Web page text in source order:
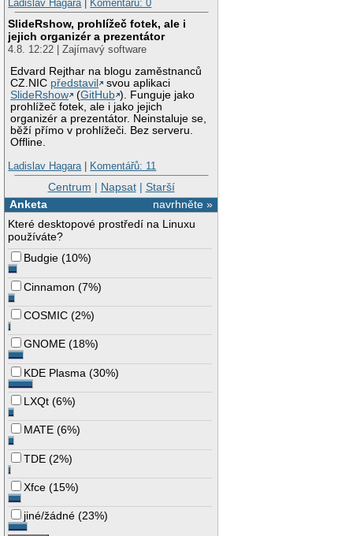
Ladislav Hagara| Komentářů: 0
SlideRshow, prohlížeč fotek, ale i
jejich organizér a prezentátor
4.8. 12:22 | Zajímavý software
Edvard Rejthar na blogu zaměstnanců
CZ.NIC představil
svou aplikaci
SlideRshow
(GitHub ). Funguje jako
prohlížeč fotek, ale i jako jejich
organizér a prezentátor. Neinstaluje se,
běží přímo v prohlížeči. Bez serveru.
Offline.
Ladislav Hagara| Komentářů: 11
Centrum | Napsat| Starší
navrhněte »
Anketa
Které desktopové prostředí na Linuxu
používáte?
Budgie (10%)
Cinnamon (7%)
COSMIC (2%)
GNOME (18%)
KDE Plasma (30%)
LXQt (6%)
MATE (6%)
TDE (2%)
Xfce (15%)
jiné/žádné (23%)